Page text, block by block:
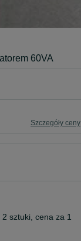
60VA
Szczegóły ceny
sztuki, cena za 1